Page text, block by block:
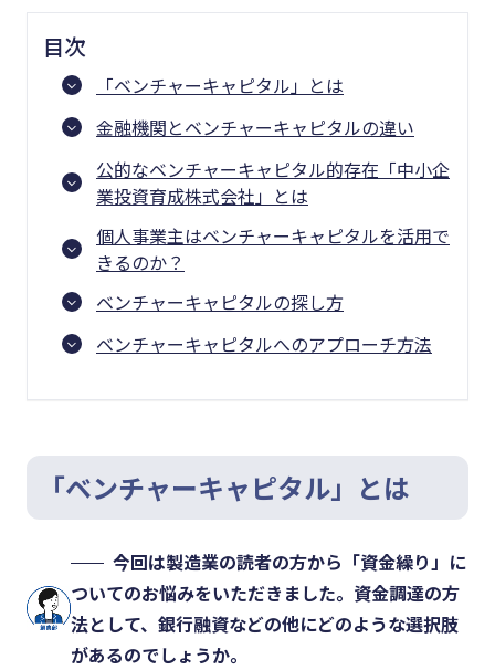
目次
「ベンチャーキャピタル」とは
金融機関とベンチャーキャピタルの違い
公的なベンチャーキャピタル的存在「中小企
業投資育成株式会社」とは
個人事業主はベンチャーキャピタルを活用で
きるのか？
ベンチャーキャピタルの探し方
ベンチャーキャピタルへのアプローチ方法
「ベンチャーキャピタル」とは
今回は製造業の読者の方から「資金繰り」に
ついてのお悩みをいただきました。資金調達の方
法として、銀行融資などの他にどのような選択肢
があるのでしょうか。